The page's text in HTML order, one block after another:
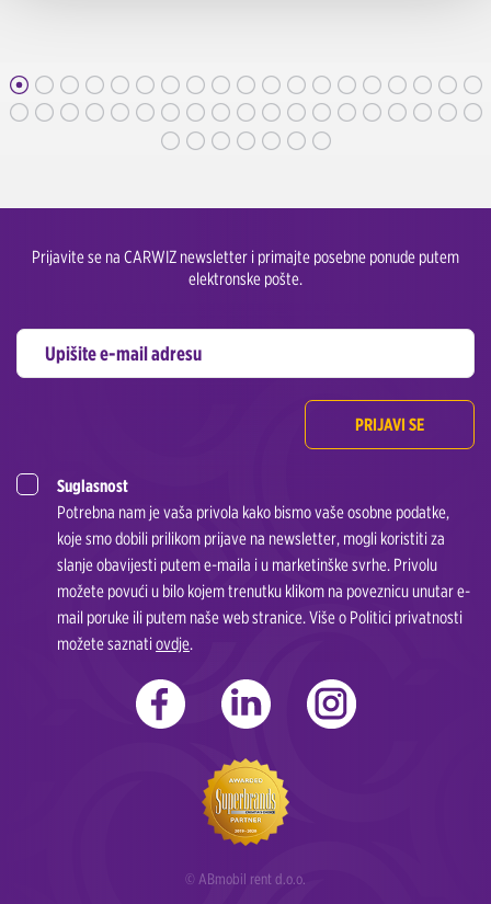
Prijavite se na CARWIZ newsletter i primajte posebne ponude putem
elektronske pošte.
PRIJAVI SE
Suglasnost
Potrebna nam je vaša privola kako bismo vaše osobne podatke,
koje smo dobili prilikom prijave na newsletter, mogli koristiti za
slanje obavijesti putem e-maila i u marketinške svrhe. Privolu
možete povući u bilo kojem trenutku klikom na poveznicu unutar e-
mail poruke ili putem naše web stranice. Više o Politici privatnosti
možete saznatiovdje.
© ABmobil rent d.o.o.